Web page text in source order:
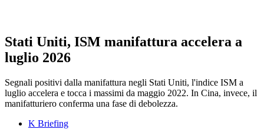
Stati Uniti, ISM manifattura accelera a
luglio 2026
Segnali positivi dalla manifattura negli Stati Uniti, l'indice ISM a
luglio accelera e tocca i massimi da maggio 2022. In Cina, invece, il
manifatturiero conferma una fase di debolezza.
K Briefing